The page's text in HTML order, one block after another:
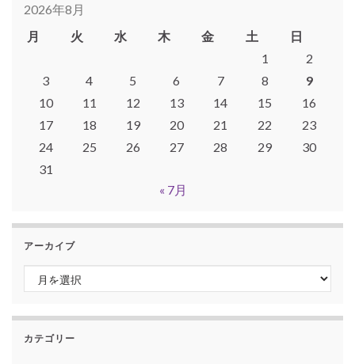
2026年8月
月
火 水 木 金 土
日
1
2
3
4 5 6 7 8
9
10
11 12 13 14 15
16
17
18 19 20 21 22
23
24
25 26 27 28 29
30
31
« 7月
アーカイブ
アーカイブ
カテゴリー